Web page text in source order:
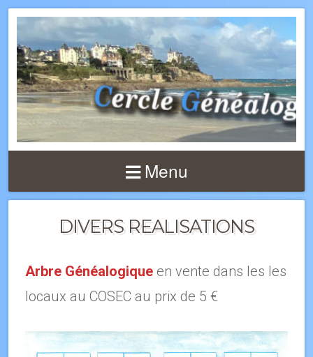
Menu
DIVERS REALISATIONS
Arbre Généalogique en vente dans les les
locaux au COSEC au prix de 5 €